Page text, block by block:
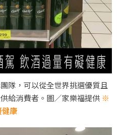
隊，可以從全世界挑選優質且
給消費者。圖／家樂福提供 ※
健康